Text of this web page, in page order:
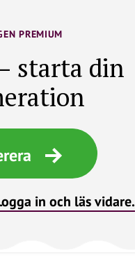
PREMIUM
starta din
in och läs vidare.